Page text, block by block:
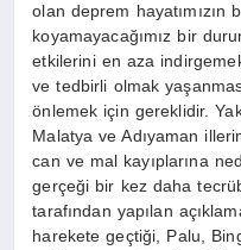
olan deprem hayatımızın
koyamayacağımız bir
etkilerini en aza
ve tedbirli olmak
önlemek için gereklidir.
Malatya ve Adıyaman
can ve mal kayıplarına
gerçeği bir kez daha
tarafından yapılan
harekete geçtiği, Palu,